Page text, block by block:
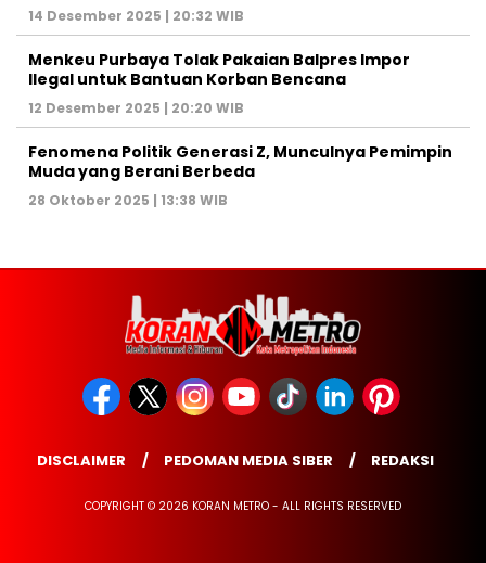
14 Desember 2025 | 20:32 WIB
Menkeu Purbaya Tolak Pakaian Balpres Impor
Ilegal untuk Bantuan Korban Bencana
12 Desember 2025 | 20:20 WIB
Fenomena Politik Generasi Z, Munculnya Pemimpin
Muda yang Berani Berbeda
28 Oktober 2025 | 13:38 WIB
DISCLAIMER PEDOMAN MEDIA SIBER REDAKSI
COPYRIGHT © 2026 KORAN METRO - ALL RIGHTS RESERVED